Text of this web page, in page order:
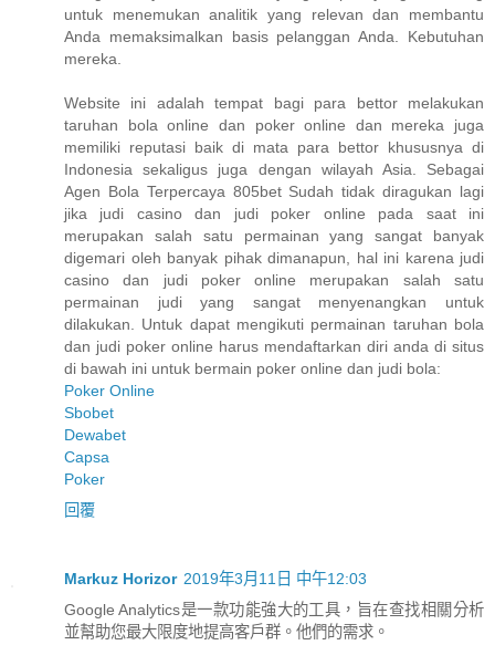
untuk menemukan analitik yang relevan dan membantu
Anda memaksimalkan basis pelanggan Anda. Kebutuhan
mereka.
Website ini adalah tempat bagi para bettor melakukan
taruhan bola online dan poker online dan mereka juga
memiliki reputasi baik di mata para bettor khususnya di
Indonesia sekaligus juga dengan wilayah Asia. Sebagai
Agen Bola Terpercaya 805bet Sudah tidak diragukan lagi
jika judi casino dan judi poker online pada saat ini
merupakan salah satu permainan yang sangat banyak
digemari oleh banyak pihak dimanapun, hal ini karena judi
casino dan judi poker online merupakan salah satu
permainan judi yang sangat menyenangkan untuk
dilakukan. Untuk dapat mengikuti permainan taruhan bola
dan judi poker online harus mendaftarkan diri anda di situs
di bawah ini untuk bermain poker online dan judi bola:
Poker Online
Sbobet
Dewabet
Capsa
Poker
回覆
Markuz Horizor 2019年3月11日 中午12:03
Google Analytics是一款功能強大的工具，旨在查找相關分析
並幫助您最大限度地提高客戶群。他們的需求。